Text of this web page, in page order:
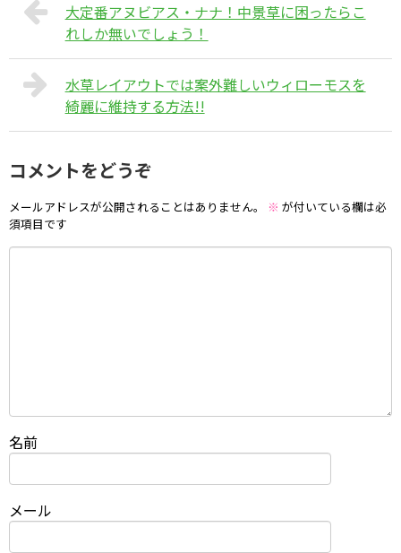
大定番アヌビアス・ナナ！中景草に困ったらこ
れしか無いでしょう！
水草レイアウトでは案外難しいウィローモスを
綺麗に維持する方法!!
コメントをどうぞ
メールアドレスが公開されることはありません。 ※ が付いている欄は必
須項目です
名前
メール